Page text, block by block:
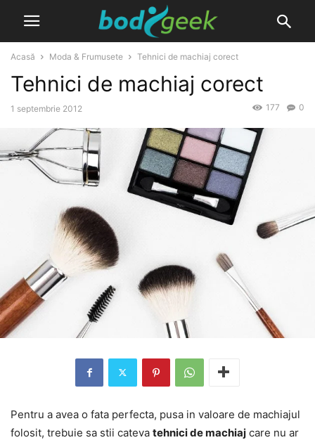
Acasă Moda & Frumusete Tehnici de machiaj corect
Tehnici de machiaj corect
1 septembrie 2012 0
177
Pentru a avea o fata perfecta, pusa in valoare de machiajul
folosit, trebuie sa stii cateva tehnici de machiaj care nu ar